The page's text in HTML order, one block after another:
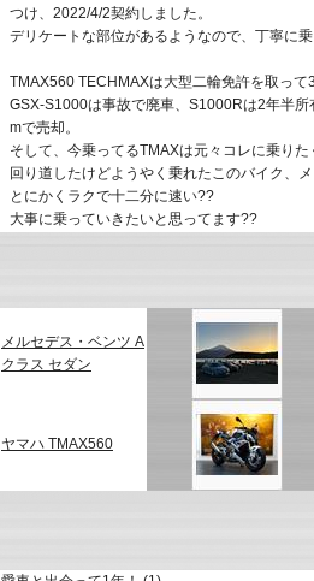
つけ、2022/4/2契約しました。
デリケートな部位があるようなので、丁寧に
TMAX560 TECHMAXは大型二輪免許を取って
GSX-S1000は事故で廃車、S1000Rは2年半
mで売却。
そして、今乗ってるTMAXは元々コレに乗り
回り道したけどようやく乗れたこのバイク、
とにかくラクで十二分に速い??
大事に乗っていきたいと思ってます??
メルセデス・ベンツ A
クラス セダン
ヤマハ TMAX560